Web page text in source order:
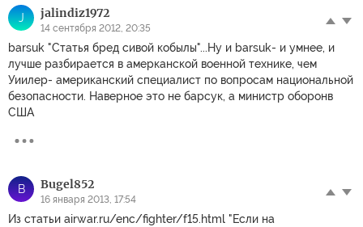
J jalindiz1972
14 сентября 2012, 20:35
barsuk "Статья бред сивой кобылы"...Ну и barsuk- и умнее, и
лучше разбирается в амерканской военной технике, чем
Уиилер- американский специалист по вопросам национальной
безопасности. Наверное это не барсук, а министр оборонв
США
B Bugel852
16 января 2013, 17:54
Из статьи airwar.ru/enc/fighter/f15.html "Если на